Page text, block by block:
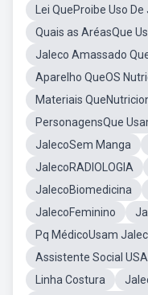
Lei QueProibe Uso
Quais as AréasQue
Jaleco Amassado
Aparelho QueOS
Materiais
PersonagensQue
JalecoSem Manga
JalecoRADIOLOGIA
JalecoBiomedicina
JalecoFeminino
Pq MédicoUsam
Assistente Social
Linha Costura